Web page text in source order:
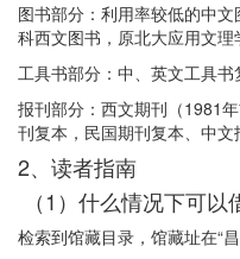
图书部分：利用率较低的中
科西文图书，原北大应用文理
工具书部分：中、英文工具书
报刊部分：西文期刊（1981
刊复本，民国期刊复本、中文
2、读者指南
（1）什么情况下可
检索到馆藏目录，馆藏址在“